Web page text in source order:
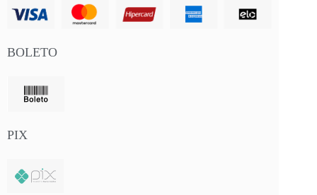
BOLETO
PIX